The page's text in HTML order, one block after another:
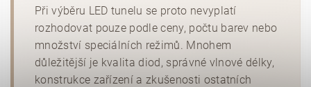
Při výběru LED tunelu se proto nevyplatí
rozhodovat pouze podle ceny, počtu barev nebo
množství speciálních režimů. Mnohem
důležitější je kvalita diod, správné vlnové délky,
konstrukce zařízení a zkušenosti ostatních